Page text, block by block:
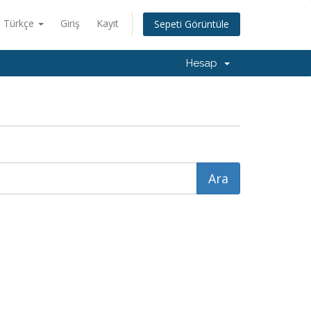
Türkçe Giriş Kayıt Sepeti Görüntüle
Hesap